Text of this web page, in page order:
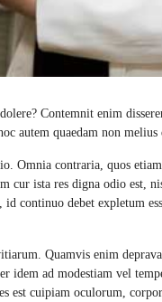
Contemnit enim
autem quaedam non melius
Omnia contraria, quos
cur ista res digna odio est,
continuo debet expletum
Quamvis enim
idem ad modestiam vel
est cuipiam oculorum,